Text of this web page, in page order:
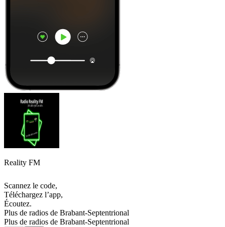
Reality FM
Scannez le code,
Téléchargez l’app,
Écoutez.
Plus de radios de Brabant-Septentrional
Plus de radios de Brabant-Septentrional